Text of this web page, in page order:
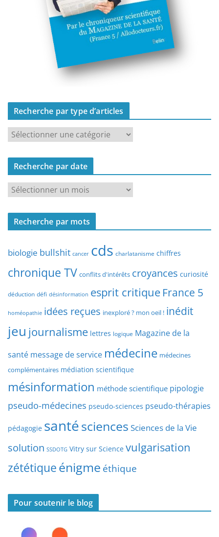
Recherche par type d’articles
c
e
e
a
y
e
d
’
a
i
c
e
Recherche par date
c
r
h
p
a
t
e
Recherche par mots
biologie bullshit cancer cds charlatanisme chiffres
chronique TV conflits d'intérêts croyances curiosité
déduction défi désinformation esprit critique France 5
homéopathie idées reçues inexploré ? mon oeil ! inédit
jeu journalisme lettres logique Magazine de la
santé message de service médecine médecines
complémentaires médiation scientifique
mésinformation méthode scientifique pipologie
pseudo-médecines pseudo-sciences pseudo-thérapies
pédagogie santésciences Sciences de la Vie
solution SSDOTG Vitry sur Science vulgarisation
zététiqueénigme éthique
Pour soutenir le blog